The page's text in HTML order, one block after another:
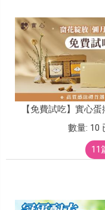
【免費試吃】實心
數量: 10
11